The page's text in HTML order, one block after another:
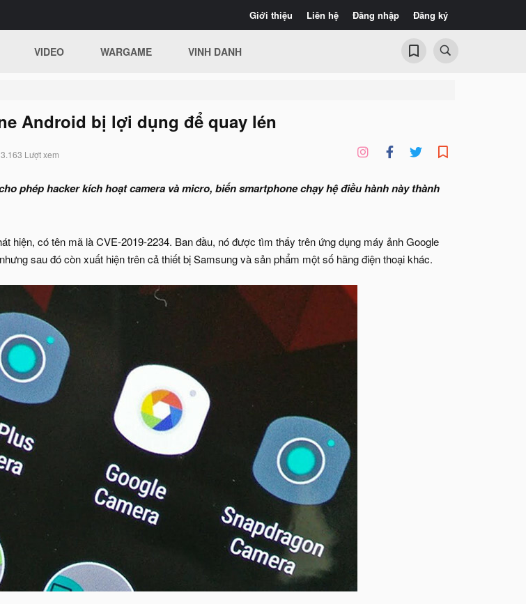
Giới thiệu Liên hệ Đăng nhập Đăng ký
VIDEO WARGAME VINH DANH
Android bị lợi dụng để quay lén
3.163 Lượt xem
phép hacker kích hoạt camera và micro, biến smartphone chạy hệ điều hành này thành
hiện, có tên mã là CVE-2019-2234. Ban đầu, nó được tìm thấy trên ứng dụng máy ảnh Google
sau đó còn xuất hiện trên cả thiết bị Samsung và sản phẩm một số hãng điện thoại khác.